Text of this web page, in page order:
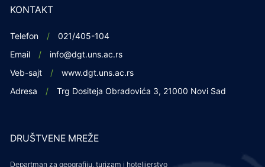
KONTAKT
Telefon
021/405-104
Email
info@dgt.uns.ac.rs
Veb-sajt
www.dgt.uns.ac.rs
Adresa
Trg Dositeja Obradovića 3, 21000 Novi Sad
DRUŠTVENE MREŽE
Departman za geografiju, turizam i hotelijerstvo